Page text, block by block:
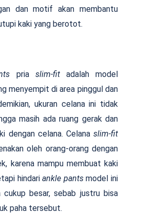
dan motif akan membantu
kaki yang berotot.
pria slim-fitadalah model
menyempit di area pinggul dan
ukuran celana ini tidak
masih ada ruang gerak dan
dengan celana. Celana slim-fit
oleh orang-orang dengan
karena mampu membuat kaki
hindariankle pantsmodel ini
cukup besar, sebab justru bisa
paha tersebut.